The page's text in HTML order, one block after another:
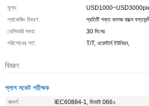
মূল্য:
প্যাকেজিং বিবরণ:
প্রতিটি শক্ত কাগজ বাক্সে
ডেলিভারি সময়:
30 দিনের
পরিশোধের শর্ত:
T/T, ওয়েস্টার্ন ইউনিয়ন,
বিবরণ
প্লাগ সকেট পরীক্ষক
আদর্শ:
IEC60884-1, ভিডাই 066২